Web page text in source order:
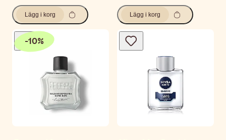
Lägg i korg Lägg i korg
-10%